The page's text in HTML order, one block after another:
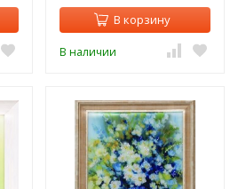
В корзину
В наличии